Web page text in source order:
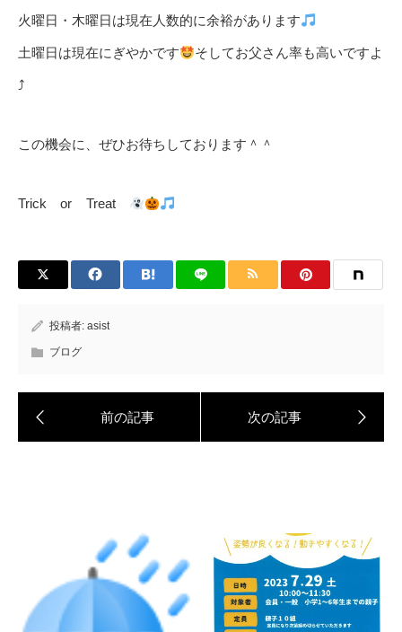
火曜日・木曜日は現在人数的に余裕があります
土曜日は現在にぎやかです そしてお父さん率も高いですよ
⤴
この機会に、ぜひお待ちしております＾＾
Trick or Treat
投稿者: asist
ブログ